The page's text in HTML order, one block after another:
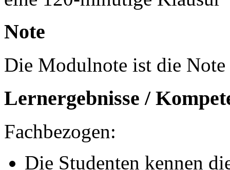
Note
Die Modulnote ist die Note
Lernergebnisse /
Fachbezogen:
Die Studenten kennen